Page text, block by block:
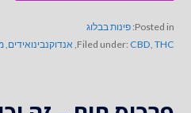
Posted in: פינות בבלוג
Filed under: CBD,THC
, אנדוקנבינואידים,